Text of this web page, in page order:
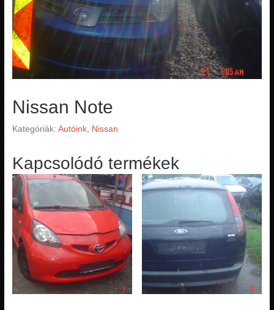
Nissan Note
Kategóriák: Autóink, Nissan
Kapcsolódó termékek